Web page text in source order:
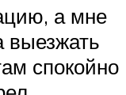
а мне
выезжать
спокойно